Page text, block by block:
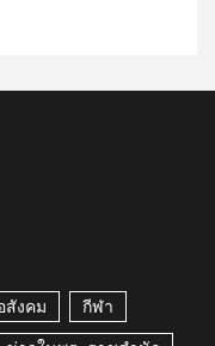
สังคม กีฬา